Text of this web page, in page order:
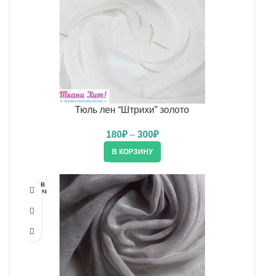
Тюль лен “Штрихи” золото
180₽– 300₽
В КОРЗИНУ
НЕТ В
НАЛИЧ